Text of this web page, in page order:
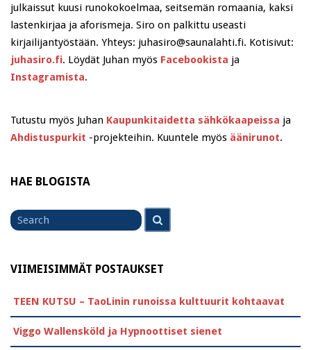
julkaissut kuusi runokokoelmaa, seitsemän romaania, kaksi
lastenkirjaa ja aforismeja. Siro on palkittu useasti
kirjailijantyöstään. Yhteys: juhasiro@saunalahti.fi. Kotisivut:
juhasiro.fi. Löydät Juhan myös Facebookista ja
Instagramista.
Tutustu myös Juhan Kaupunkitaidetta sähkökaapeissa ja
Ahdistuspurkit -projekteihin. Kuuntele myös äänirunot.
HAE BLOGISTA
Search
for
VIIMEISIMMÄT POSTAUKSET
TEEN KUTSU – TaoLinin runoissa kulttuurit kohtaavat
Viggo Wallensköld ja Hypnoottiset sienet